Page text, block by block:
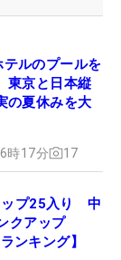
ルのプールを
東京と日本縦
の夏休みを大
時17分 17
ップ25入り 中
クアップ
ンキング】